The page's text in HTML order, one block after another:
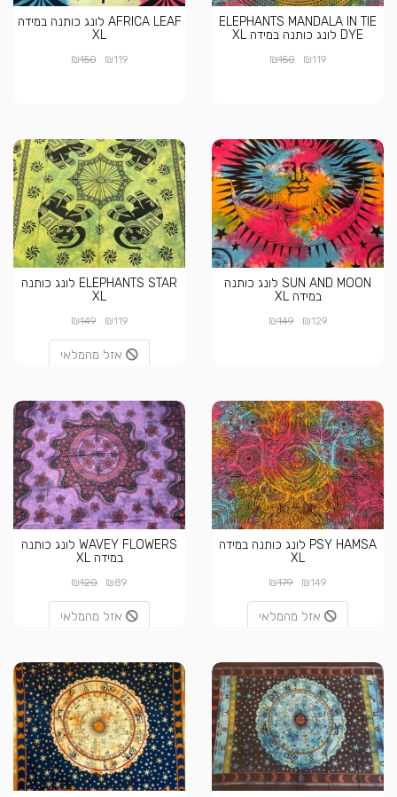
ELEPHANTS MANDALA IN TIE
DYE לונג כותנה במידה XL
₪119
₪150
AFRICA LEAF לונג כותנה במידה
XL
₪119
₪150
SUN AND MOON לונג כותנה
במידה XL
₪129
₪149
ELEPHANTS STAR לונג כותנה
XL
₪119
₪149
אזל מהמלאי
PSY HAMSA לונג כותנה במידה
XL
₪149
₪179
אזל מהמלאי
WAVEY FLOWERS לונג כותנה
במידה XL
₪89
₪120
אזל מהמלאי